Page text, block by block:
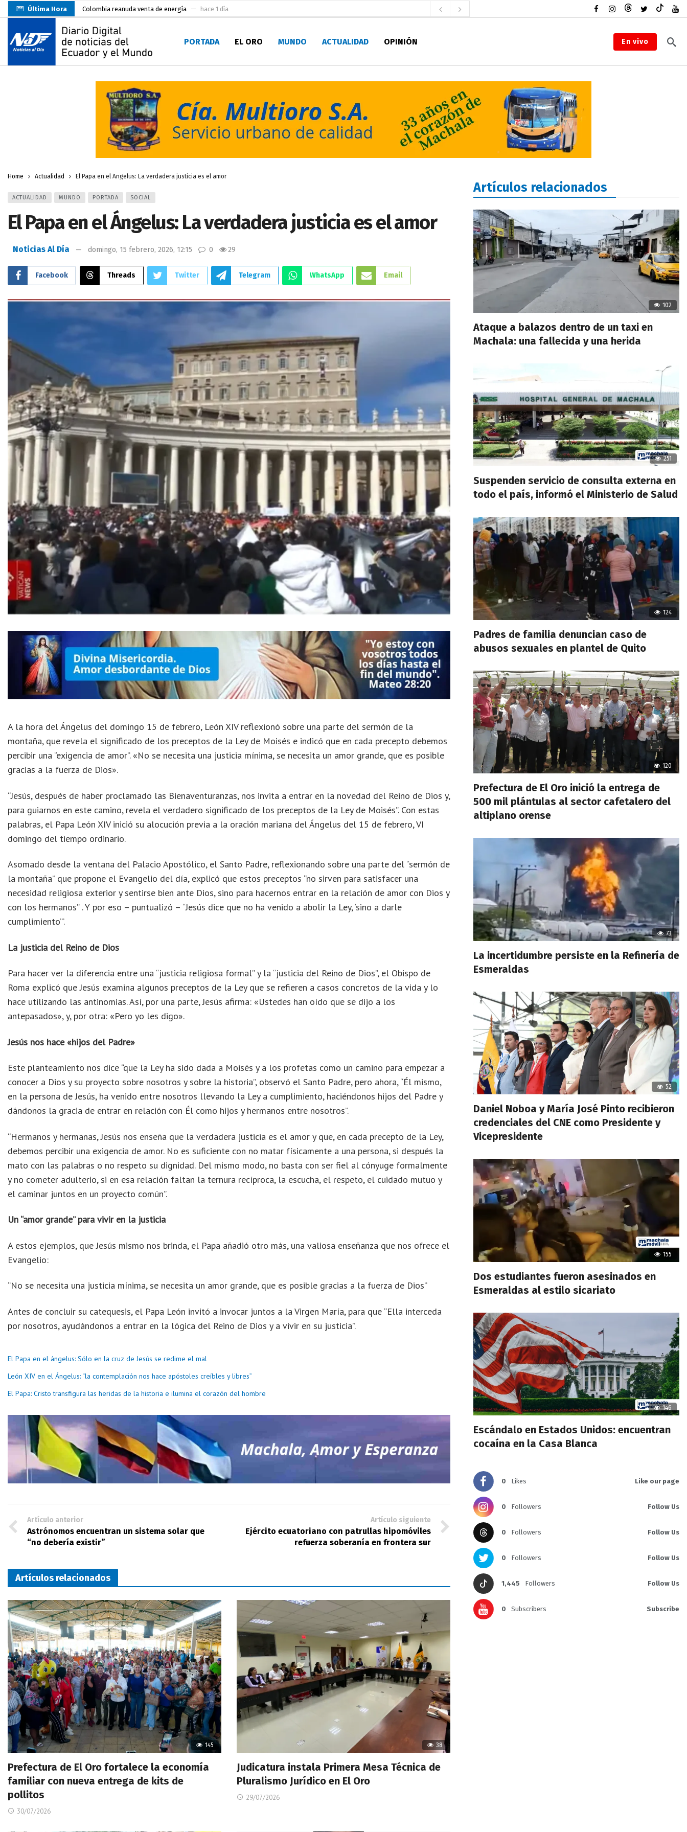
Última Hora Colombia reanuda venta de energía hace 1 día
Carlos Rodríguez inscribe su candidatura a la alcaldía de Machala
Carlos Carrión Figueroa, Premio Nacional de Literatura Eugenio Espejo hace 2 días
Incendio en local de comidas fue extinguido por personal de Bomberos Machala
Representantes del MMO visitaron la Primera Jefatura de Bomberos
UTMACH inicia pruebas de admisión para 7.467 aspirantes hace 2 días
Santa Rosa inició sus fiestas patronales con un multitudinario pregón lleno de color y tradición hace 2 días
Prefecto Clemente Bravo Inauguró Centro de Acopio Casa del Pescador Artesanal Orense hace 8 horas
PORTADA EL ORO MUNDO ACTUALIDAD OPINIÓN En vivo
Home Actualidad El Papa en el Ángelus: La verdadera justicia es el amor
ACTUALIDAD MUNDO PORTADA SOCIAL
El Papa en el Ángelus: La verdadera justicia es el amor
Noticias Al Día domingo, 15 febrero, 2026, 12:15 0 29
Facebook Threads Twitter Telegram WhatsApp Email
A la hora del Ángelus del domingo 15 de febrero, León XIV reflexionó sobre una parte del sermón de la
montaña, que revela el significado de los preceptos de la Ley de Moisés e indicó que en cada precepto debemos
percibir una “exigencia de amor”. «No se necesita una justicia mínima, se necesita un amor grande, que es posible
gracias a la fuerza de Dios».
“Jesús, después de haber proclamado las Bienaventuranzas, nos invita a entrar en la novedad del Reino de Dios y,
para guiarnos en este camino, revela el verdadero significado de los preceptos de la Ley de Moisés”. Con estas
palabras, el Papa León XIV inició su alocución previa a la oración mariana del Ángelus del 15 de febrero, VI
domingo del tiempo ordinario.
Asomado desde la ventana del Palacio Apostólico, el Santo Padre, reflexionando sobre una parte del “sermón de
la montaña” que propone el Evangelio del día, explicó que estos preceptos “no sirven para satisfacer una
necesidad religiosa exterior y sentirse bien ante Dios, sino para hacernos entrar en la relación de amor con Dios y
con los hermanos” . Y por eso – puntualizó – “Jesús dice que no ha venido a abolir la Ley, ‘sino a darle
cumplimiento’”.
La justicia del Reino de Dios
Para hacer ver la diferencia entre una “justicia religiosa formal” y la “justicia del Reino de Dios”, el Obispo de
Roma explicó que Jesús examina algunos preceptos de la Ley que se refieren a casos concretos de la vida y lo
hace utilizando las antinomias. Así, por una parte, Jesús afirma: «Ustedes han oído que se dijo a los
antepasados», y, por otra: «Pero yo les digo».
Jesús nos hace «hijos del Padre»
Este planteamiento nos dice “que la Ley ha sido dada a Moisés y a los profetas como un camino para empezar a
conocer a Dios y su proyecto sobre nosotros y sobre la historia”, observó el Santo Padre, pero ahora, “Él mismo,
en la persona de Jesús, ha venido entre nosotros llevando la Ley a cumplimiento, haciéndonos hijos del Padre y
dándonos la gracia de entrar en relación con Él como hijos y hermanos entre nosotros”.
“Hermanos y hermanas, Jesús nos enseña que la verdadera justicia es el amor y que, en cada precepto de la Ley,
debemos percibir una exigencia de amor. No es suficiente con no matar físicamente a una persona, si después la
mato con las palabras o no respeto su dignidad. Del mismo modo, no basta con ser fiel al cónyuge formalmente
y no cometer adulterio, si en esa relación faltan la ternura recíproca, la escucha, el respeto, el cuidado mutuo y
el caminar juntos en un proyecto común”.
Un “amor grande” para vivir en la justicia
A estos ejemplos, que Jesús mismo nos brinda, el Papa añadió otro más, una valiosa enseñanza que nos ofrece el
Evangelio:
“No se necesita una justicia mínima, se necesita un amor grande, que es posible gracias a la fuerza de Dios”
Antes de concluir su catequesis, el Papa León invitó a invocar juntos a la Virgen María, para que “Ella interceda
por nosotros, ayudándonos a entrar en la lógica del Reino de Dios y a vivir en su justicia”.
El Papa en el ángelus: Sólo en la cruz de Jesús se redime el mal
León XIV en el Ángelus: “la contemplación nos hace apóstoles creíbles y libres”
El Papa: Cristo transfigura las heridas de la historia e ilumina el corazón del hombre
Artículo anterior
Astrónomos encuentran un sistema solar que
“no debería existir”
Artículo siguiente
Ejército ecuatoriano con patrullas hipomóviles
refuerza soberanía en frontera sur
Artículos relacionados
145
Prefectura de El Oro fortalece la economía
familiar con nueva entrega de kits de
pollitos
30/07/2026
38
Judicatura instala Primera Mesa Técnica de
Pluralismo Jurídico en El Oro
29/07/2026
Artículos relacionados
102
Ataque a balazos dentro de un taxi en
Machala: una fallecida y una herida
251
Suspenden servicio de consulta externa en
todo el país, informó el Ministerio de Salud
124
Padres de familia denuncian caso de
abusos sexuales en plantel de Quito
120
Prefectura de El Oro inició la entrega de
500 mil plántulas al sector cafetalero del
altiplano orense
73
La incertidumbre persiste en la Refinería de
Esmeraldas
52
Daniel Noboa y María José Pinto recibieron
credenciales del CNE como Presidente y
Vicepresidente
155
Dos estudiantes fueron asesinados en
Esmeraldas al estilo sicariato
146
Escándalo en Estados Unidos: encuentran
cocaína en la Casa Blanca
0 Likes Like our page
0 Followers Follow Us
0 Followers Follow Us
0 Followers Follow Us
1,445 Followers Follow Us
0 Subscribers Subscribe